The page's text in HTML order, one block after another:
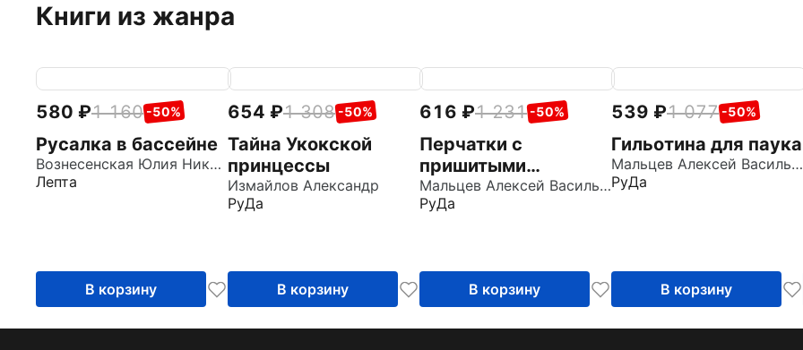
Книги из жанра
580 1 160 -50%
Русалка в бассейне
Вознесенская Юлия Николаевна
Лепта
В корзину
654 1 308 -50%
Тайна Укокской
принцессы
Измайлов Александр
РуДа
В корзину
616 1 231 -50%
Перчатки с
пришитыми
пальцами
Мальцев Алексей Васильевич
РуДа
В корзину
539 1 077 -50%
Гильотина для паука
Мальцев Алексей Васильевич
РуДа
В корзину